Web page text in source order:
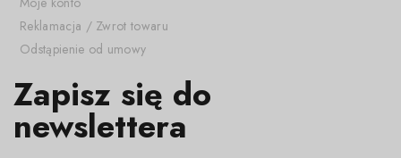
Reklamacja / Zwrot towaru
Odstąpienie od umowy
Zapisz się do
newslettera